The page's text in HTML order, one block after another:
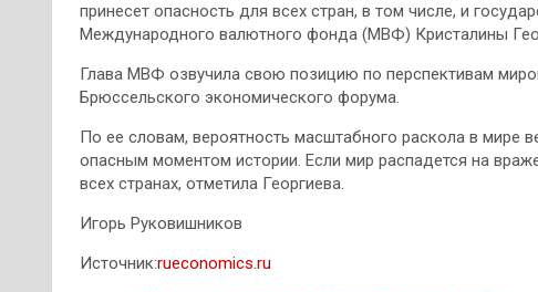
принесет опасность для всех стран, в том числе, и
Международного валютного фонда (МВФ) Кристалины
Глава МВФ озвучила свою позицию по перспективам
Брюссельского экономического форума.
По ее словам, вероятность масштабного раскола в мире
опасным моментом истории. Если мир распадется на
всех странах, отметила Георгиева.
Игорь Руковишников
Источник:rueconomics.ru